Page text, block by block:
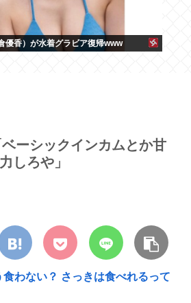
優香）が水着グラビア復帰www
ーシックインカムとか甘
しろや」
わない？ さっきは食べれるって